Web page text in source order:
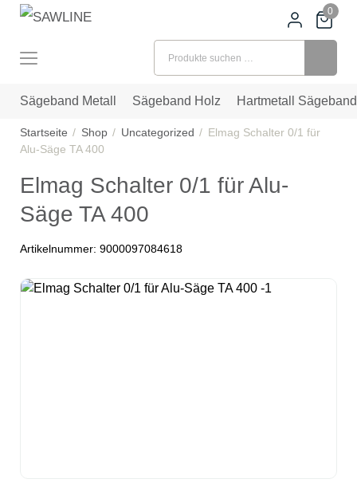
0
Sägeband Metall Sägeband Holz Hartmetall Sägeband
Startseite Shop Uncategorized
Elmag Schalter 0/1 für
Alu-Säge TA 400
Elmag Schalter 0/1 für Alu-
Säge TA 400
Artikelnummer: 9000097084618